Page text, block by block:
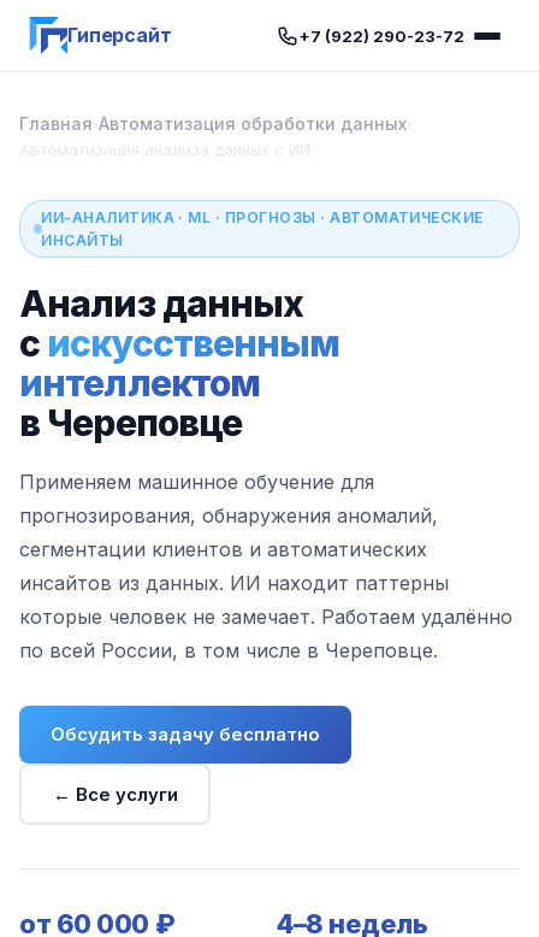
Гиперсайт +7 (922) 290-23-72
Главная›Автоматизация обработки данных›
Автоматизация анализа данных с ИИ
ИИ-АНАЛИТИКА · ML · ПРОГНОЗЫ · АВТОМАТИЧЕСКИЕ
ИНСАЙТЫ
Анализ данных
с искусственным
интеллектом
в Череповце
Применяем машинное обучение для
прогнозирования, обнаружения аномалий,
сегментации клиентов и автоматических
инсайтов из данных. ИИ находит паттерны
которые человек не замечает. Работаем удалённо
по всей России, в том числе в Череповце.
Обсудить задачу бесплатно
← Все услуги
от 60 000 ₽ 4–8 недель